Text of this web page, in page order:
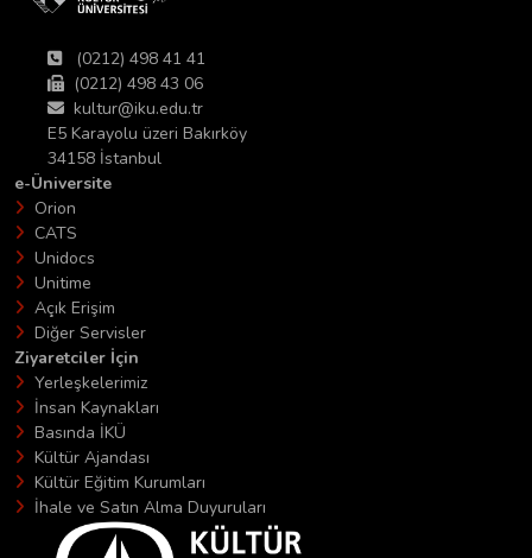
(0212) 498 41 41
(0212) 498 43 06
kultur@iku.edu.tr
E5 Karayolu üzeri Bakırköy
34158 İstanbul
e-Üniversite
Orion
CATS
Unidocs
Unitime
Açık Erişim
Diğer Servisler
Ziyaretciler İçin
Yerleşkelerimiz
İnsan Kaynakları
Basında İKÜ
Kültür Ajandası
Kültür Eğitim Kurumları
İhale ve Satın Alma Duyuruları